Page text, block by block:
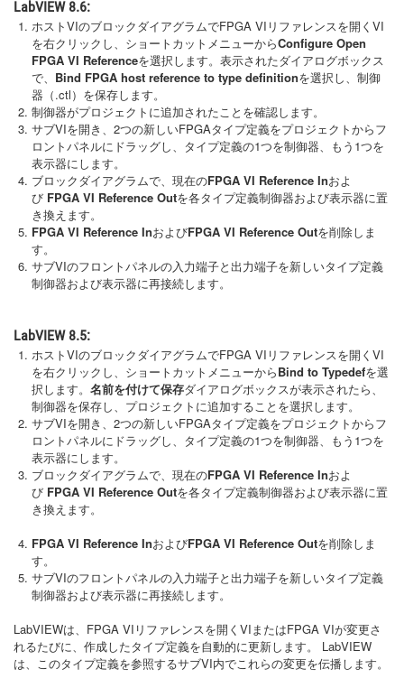
LabVIEW 8.6:
ホストVIのブロックダイアグラムでFPGA VIリファレンスを開くVI
を右クリックし、ショートカットメニューからConfigure Open
FPGA VI Referenceを選択します。表示されたダイアログボックス
で、 Bind FPGA host reference to type definitionを選択し、制御
器（.ctl）を保存します。
制御器がプロジェクトに追加されたことを確認します。
サブVIを開き、2つの新しいFPGAタイプ定義をプロジェクトからフ
ロントパネルにドラッグし、タイプ定義の1つを制御器、もう1つを
表示器にします。
ブロックダイアグラムで、現在のFPGA VI Reference Inおよ
び FPGA VI Reference Outを各タイプ定義制御器および表示器に置
き換えます。
FPGA VI Reference InおよびFPGA VI Reference Outを削除しま
す。
サブVIのフロントパネルの入力端子と出力端子を新しいタイプ定義
制御器および表示器に再接続します。
LabVIEW 8.5:
ホストVIのブロックダイアグラムでFPGA VIリファレンスを開くVI
を右クリックし、ショートカットメニューからBind to Typedefを選
択します。 名前を付けて保存ダイアログボックスが表示されたら、
制御器を保存し、プロジェクトに追加することを選択します。
サブVIを開き、2つの新しいFPGAタイプ定義をプロジェクトからフ
ロントパネルにドラッグし、タイプ定義の1つを制御器、もう1つを
表示器にします。
ブロックダイアグラムで、現在のFPGA VI Reference Inおよ
び FPGA VI Reference Outを各タイプ定義制御器および表示器に置
き換えます。
FPGA VI Reference InおよびFPGA VI Reference Outを削除しま
す。
サブVIのフロントパネルの入力端子と出力端子を新しいタイプ定義
制御器および表示器に再接続します。
LabVIEWは、FPGA VIリファレンスを開くVIまたはFPGA VIが変更さ
れるたびに、作成したタイプ定義を自動的に更新します。 LabVIEW
は、このタイプ定義を参照するサブVI内でこれらの変更を伝播します。